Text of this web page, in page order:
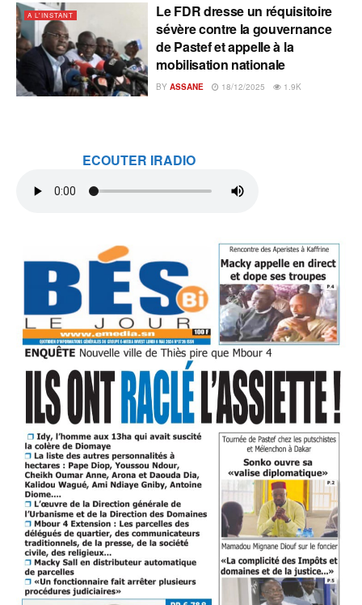
A L'INSTANT
Le FDR dresse un réquisitoire
sévère contre la gouvernance
de Pastef et appelle à la
mobilisation nationale
BY ASSANE 18/12/2025 1.9K
ECOUTER IRADIO